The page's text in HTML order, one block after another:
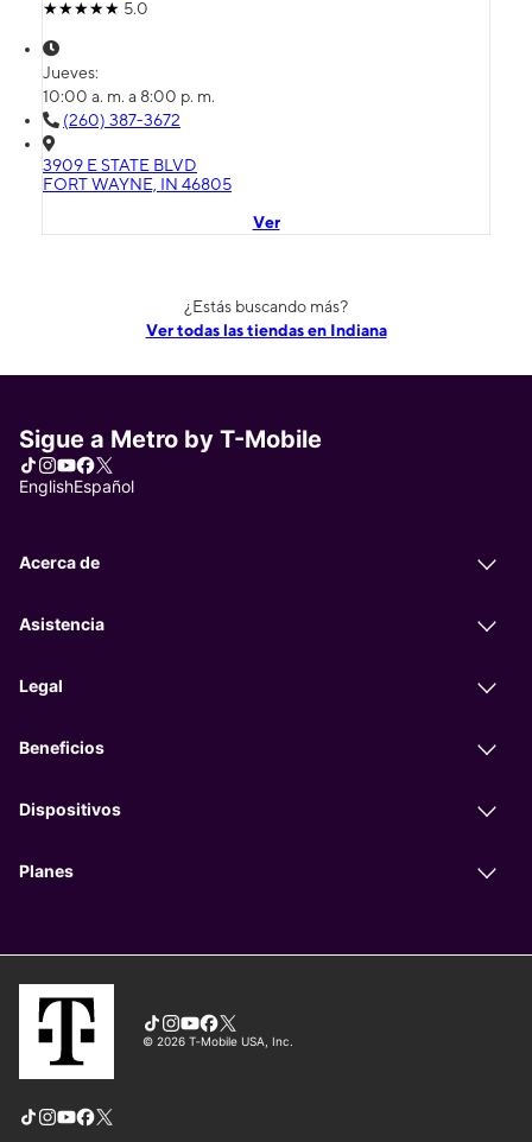
5.0
Jueves:
10:00 a. m. a 8:00 p. m.
(260) 387-3672
3909 E STATE BLVD
FORT WAYNE, IN 46805
Ver
¿Estás buscando más?
Ver todas las tiendas en Indiana